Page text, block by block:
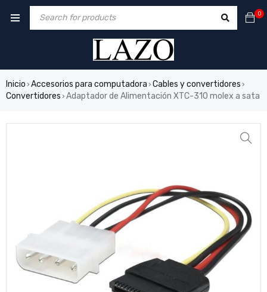
0
Inicio › Accesorios para computadora › Cables y convertidores ›
Convertidores › Adaptador de Alimentación XTC-310 molex a sata